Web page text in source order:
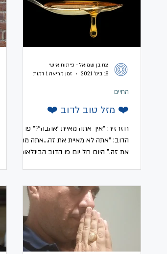
❤️ מזל טוב לדוב ❤️
חזרזיר: "איך אתה מאיית 'אהבה'?" פו
הדוב: "אתה לא מאיית את זה…אתה מרגיש
את זה." היום חל יום פו הדוב הבינלאומי
החיים
צח בן שמואל - פיתוח אישי
18 בינו׳ 2021
זמן קריאה 1 דקות